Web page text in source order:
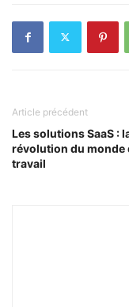
Article précédent
Les solutions SaaS :
révolution du monde
travail